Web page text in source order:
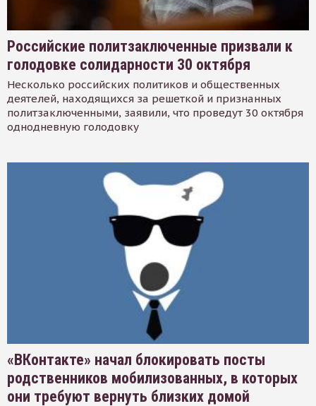
Российские политзаключенные призвали к
голодовке солидарности 30 октября
Несколько российских политиков и общественных
деятелей, находящихся за решеткой и признанных
политзаключенными, заявили, что проведут 30 октября
однодневную голодовку
«ВКонтакте» начал блокировать посты
родственников мобилизованных, в которых
они требуют вернуть близких домой